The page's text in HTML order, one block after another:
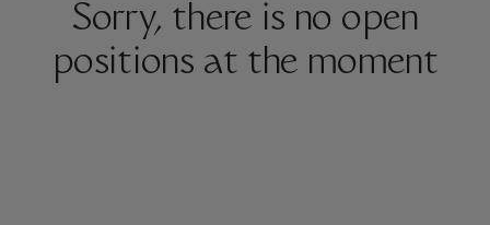
Sorry, there is no open
positions at the moment